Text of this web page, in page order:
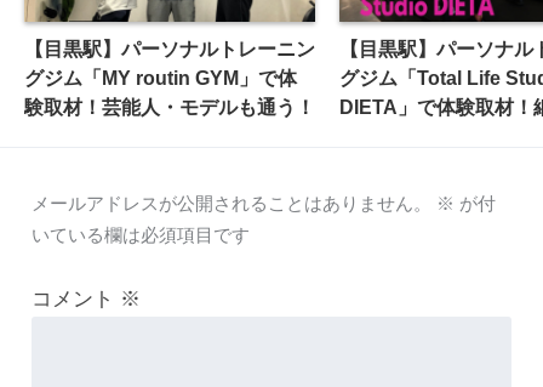
【目黒駅】パーソナルトレーニン
グジム「MY routin GYM」で体
験取材！芸能人・モデルも通う！
【目黒駅】パーソナル
グジム「Total Life
DIETA」で体験取材！
メールアドレスが公開されることはありません。 ※ が付
いている欄は必須項目です
コメント ※